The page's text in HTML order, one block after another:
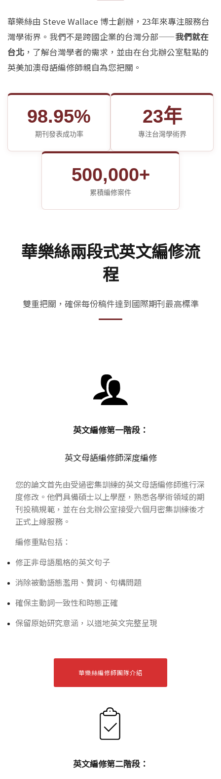
華樂絲由 Steve Wallace 博士創辦，23年來專注服務台
灣學術界。我們不是跨國企業的台灣分部——我們就在
台北 ，了解台灣學者的需求，並由在台北辦公室駐點的
英美加澳母語編修師親自為您把關。
98.95%
期刊發表成功率
23年
專注台灣學術界
500,000+
累積編修案件
華樂絲兩段式英文編修流
程
雙重把關，確保每份稿件達到國際期刊最高標準
英文編修第一階段：
英文母語編修師深度編修
您的論文首先由受過密集訓練的英文母語編修師進行深
度修改。他們具備碩士以上學歷，熟悉各學術領域的期
刊投稿規範，並在台北辦公室接受六個月密集訓練後才
正式上線服務。
編修重點包括：
修正非母語風格的英文句子
消除被動語態濫用、贅詞、句構問題
確保主動詞一致性和時態正確
保留原始研究意涵，以道地英文完整呈現
華樂絲編修師團隊介紹
英文編修第二階段：